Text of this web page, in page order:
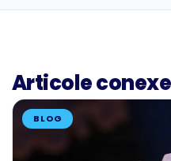
Articole conexe
BLOG